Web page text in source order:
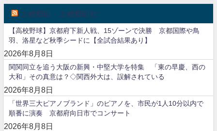
京都新聞・京都新聞社
【高校野球】京都府下新人戦、15ゾーンで決勝 京都国際や鳥
羽、洛星など秋季シードに【全試合結果あり】
2026年8月8日
関関同立を追う大阪の新興・中堅大学を特集 「東の早慶、西の
大和」その真意は？◇関西外大は、誤解されている
2026年8月8日
「世界三大ピアノブランド」のピアノを、市民が1人10分以内で
順番に演奏 京都府向日市でコンサート
2026年8月8日